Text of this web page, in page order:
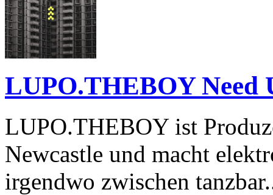
LUPO.THEBOY Need
LUPO.THEBOY ist
Newcastle und macht
irgendwo zwischen